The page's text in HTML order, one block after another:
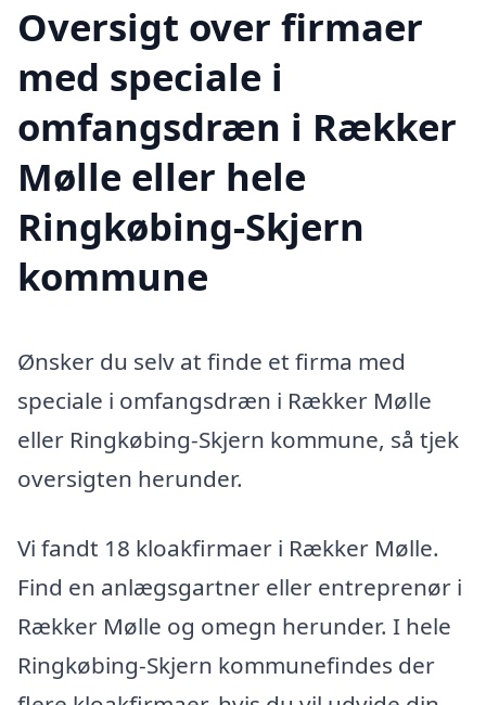
Oversigt over firmaer
med speciale i
omfangsdræn i Rækker
Mølle eller hele
Ringkøbing-Skjern
kommune
Ønsker du selv at finde et firma med
speciale i omfangsdræn i Rækker Mølle
eller Ringkøbing-Skjern kommune, så tjek
oversigten herunder.
Vi fandt 18 kloakfirmaer i Rækker Mølle.
Find en anlægsgartner eller entreprenør i
Rækker Mølle og omegn herunder. I hele
Ringkøbing-Skjern kommunefindes der